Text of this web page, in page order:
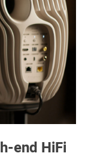
end HiFi